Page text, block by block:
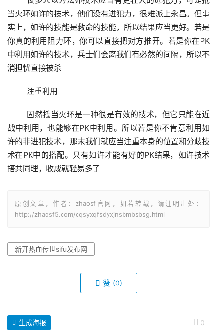
当火环如许的技术，他们没有进犯力，很难派上永昌。但事
实上，如许的技能是救命的技能，所以结果应当更好。若是
你真的利用阻力环，你可以直接把对方推开。若是你在PK
中利用如许的技术，兵士们会离我们有必然的间隔，所以不
消担忧直接被杀
	注重利用
战中利用，也能够在PK中利用。所以若是你不肯意利用如
许的非进犯技术，那末我们就应当注重本身的位置和分歧技
术在PK中的搭配。只有如许才能有好的PK结果，如许技术
搭共同理，收成就轻易多了
原创文章，作者：zhaosf官网，如若转载，请注明出处：
http://zhaosf5.com/cqsyxqfsdyxjnsbmbsbsg.html
新开热血传世sifu发布网
赞 (0)
0
生成海报